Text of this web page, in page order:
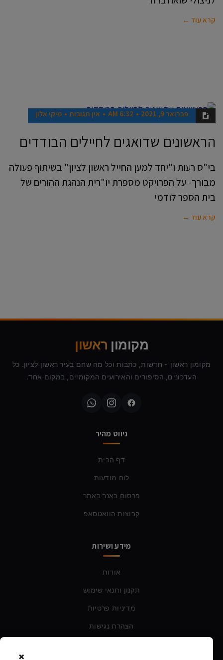
קרא עוד ←
חדשות
פברואר 9, 2021 6:32 AM אין תגובות מיקי אלון
הראשונים שדואגים לחיילים הבודדים
בי"ס רעות ו"יחד למען החייל ראשון לציון" בשיתוף פעולה
מבורך- על הפרויקט מספרת יו"רית הנהגת ההורים של
בית הספר לודמי
קרא עוד ←
מקומון ראשון
מקומון ראשון - חדשות, כתבות וכל מה שחם בעיר ראשון לציון. כל
העדכונים, הסיפורים והאירועים המקומיים, במקום אחד.
ניווט מהיר
דף הבית
לוח מודעות
פרסום באנר באתר
קבוצות הוואטסאפ
מידע ושירות
אודות
תקנון ותנאי שימוש
מדיניות פרטיות
הצהרת נגישות
×